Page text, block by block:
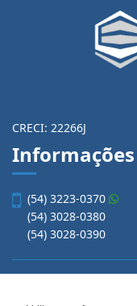
CRECI: 22266J
(54) 3223-0370
(54) 3028-0380
(54) 3028-0390